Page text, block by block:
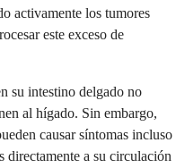
activamente los tumores
este exceso de
su intestino delgado no
al hígado. Sin embargo,
causar síntomas incluso
directamente a su circulación